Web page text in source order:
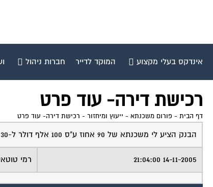
אינדקס בעלי מקצוע המוקד לדייר חברות ניהול
רכישת דירה- עוד פרט
דף הבית - פורום משכנתא - ייעוץ ומיחזור - רכישת דירה- עוד פרט
הבנק הציע לי משכנתא של 90 אחוז ע"ס 100 אלף דולר ל-30 שנה בהחזר חודשי של כ- 2500 ש"ח.
14-11-2005 21:04:00 רמי